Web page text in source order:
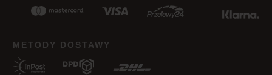
METODY DOSTAWY